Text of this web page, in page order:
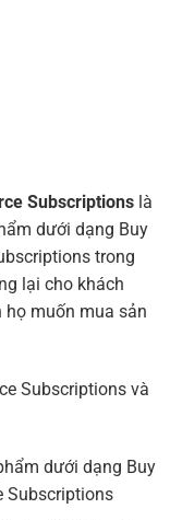
Subscriptions là
dưới dạng Buy
trong
lại cho khách
họ muốn mua sản
Subscriptions và
dưới dạng Buy
Subscriptions